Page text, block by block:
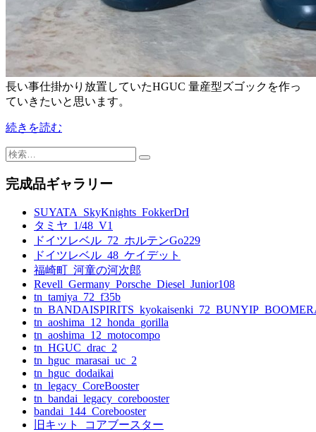
長い事仕掛かり放置していたHGUC 量産型ズゴックを作っ
ていきたいと思います。
続きを読む
検
完成品ギャラリー
SUYATA_SkyKnights_FokkerDrI
タミヤ_1/48_V1
ドイツレベル_72_ホルテンGo229
ドイツレベル_48_ケイデット
福崎町_河童の河次郎
Revell_Germany_Porsche_Diesel_Junior108
tn_tamiya_72_f35b
tn_aoshima_12_honda_gorilla
tn_aoshima_12_motocompo
tn_HGUC_drac_2
tn_hguc_marasai_uc_2
tn_hguc_dodaikai
tn_legacy_CoreBooster
tn_bandai_legacy_corebooster
bandai_144_Corebooster
旧キット_コアブースター